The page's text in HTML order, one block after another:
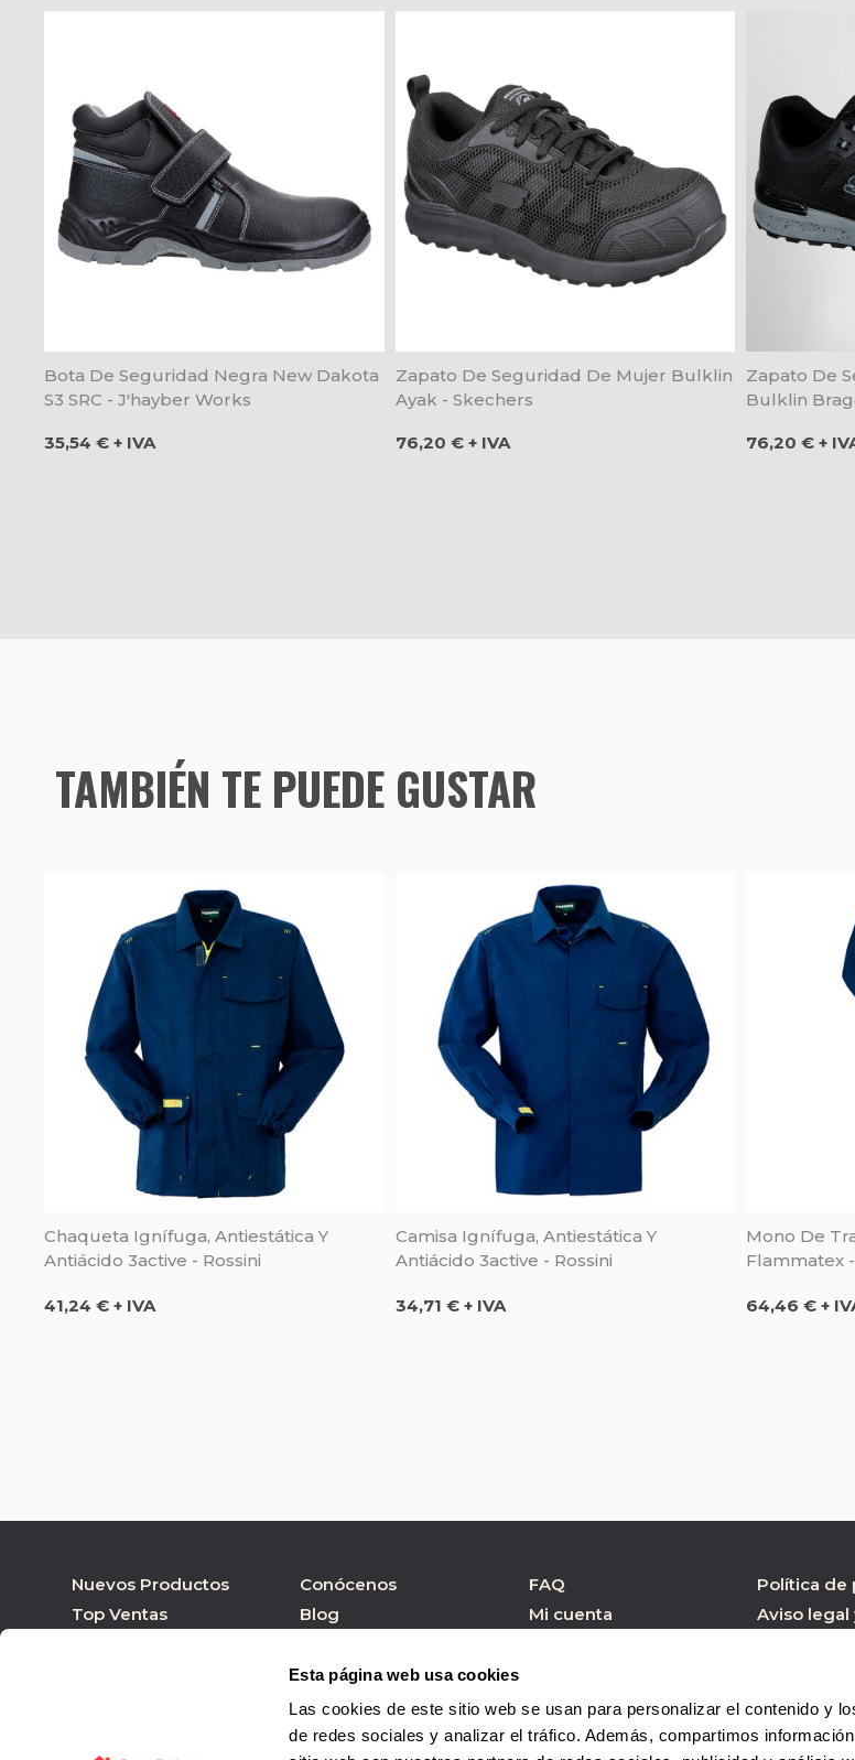
Esta página web usa cookies
Las cookies de este sitio web se usan para personalizar el contenido y
de redes sociales y analizar el tráfico. Además, compartimos
Bota De Seguridad Negra New Dakota
S3 SRC - J'hayber Works
Precio
35,54 € + IVA
Zapato De Seguridad De Mujer Bulklin
Ayak - Skechers
Precio
76,20 € + IVA
Zapato De
Bulklin
Precio
76,20 € +
TAMBIÉN TE PUEDE GUSTAR
Chaqueta Ignífuga, Antiestática Y
Antiácido 3active - Rossini
Precio
41,24 € + IVA
Camisa Ignífuga, Antiestática Y
Antiácido 3active - Rossini
Precio
34,71 € + IVA
Mono De
Flammatex
Precio
64,46 € +
Nuevos Productos
Top Ventas
Conócenos
Blog
Tienda física
FAQ
Mi cuenta
Política de
Aviso